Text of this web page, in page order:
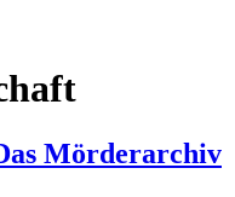
Mörderarchiv